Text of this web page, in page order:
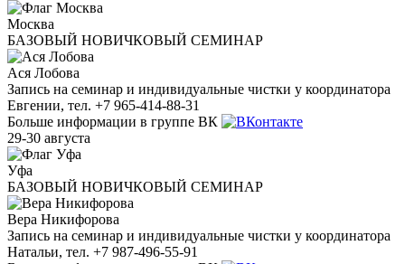
Москва
БАЗОВЫЙ НОВИЧКОВЫЙ СЕМИНАР
Ася Лобова
Запись на семинар и индивидуальные чистки у координатора
Евгении, тел. +7 965-414-88-31
Больше информации в группе ВК
29-30 августа
Уфа
БАЗОВЫЙ НОВИЧКОВЫЙ СЕМИНАР
Вера Никифорова
Запись на семинар и индивидуальные чистки у координатора
Натальи, тел. +7 987-496-55-91